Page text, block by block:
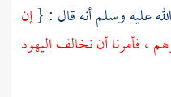
عليه وسلم أنه قال : {إن
، فأمرنا أن نخالفاليهود